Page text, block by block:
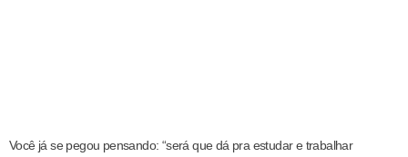
Você já se pegou pensando: “será que dá pra estudar e trabalhar